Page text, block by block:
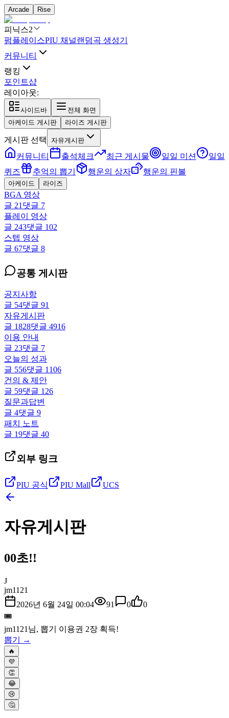
Arcade Rise
피닉스2
펌플레이스PIU 채널랜덤곡 생성기
커뮤니티
랭킹
포인트샵
레이아웃:
사이드바
전체 화면
아케이드 게시판
라이즈 게시판
게시판 선택 자유게시판
커뮤니티 출석체크 최근 게시물 일일 미션
일일
퀴즈
추억의 뽑기 행운의 상자 행운의 핀볼
아케이드 라이즈
BGA 영상
글 21 댓글 7
플레이 영상
글 243댓글 102
스텝 영상
글 67댓글 8
공통 게시판
공지사항
글 54댓글 91
자유게시판
글 1828댓글 4916
이용 안내
글 23댓글 7
오늘의 성과
글 556댓글 1106
건의 & 제안
글 59댓글 126
질문과답변
글 4댓글 9
패치 노트
글 19댓글 40
외부 링크
PIU 공식 PIU Mall UCS
자유게시판
00초!!
J
jm1121
2026년 6월 24일 00:04
91 0
0
🎟️
jm1121 님, 뽑기 이용권 2장 획득!
뽑기 →
🔥
💜
👏
😂
😢
🤔